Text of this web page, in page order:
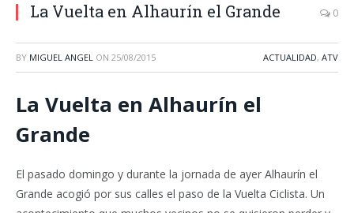
La Vuelta en Alhaurín el Grande 0
BY MIGUEL ANGEL ON 25/08/2015 ACTUALIDAD, ATV
La Vuelta en Alhaurín el
Grande
El pasado domingo y durante la jornada de ayer Alhaurín el
Grande acogió por sus calles el paso de la Vuelta Ciclista. Un